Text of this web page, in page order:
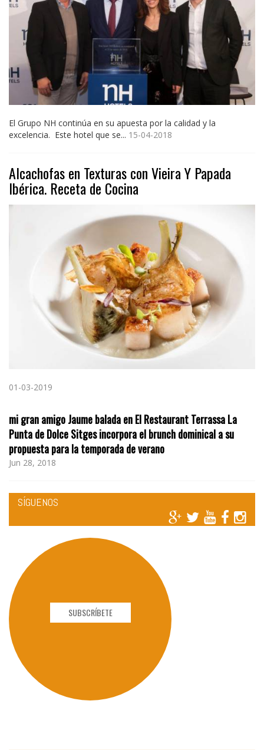
El Grupo NH continúa en su apuesta por la calidad y la
excelencia. Este hotel que se... 15-04-2018
Alcachofas en Texturas con Vieira Y Papada
Ibérica. Receta de Cocina
01-03-2019
mi gran amigo Jaume balada en El Restaurant Terrassa La
Punta de Dolce Sitges incorpora el brunch dominical a su
propuesta para la temporada de verano
Jun 28, 2018
SÍGUENOS
SUBSCRÍBETE